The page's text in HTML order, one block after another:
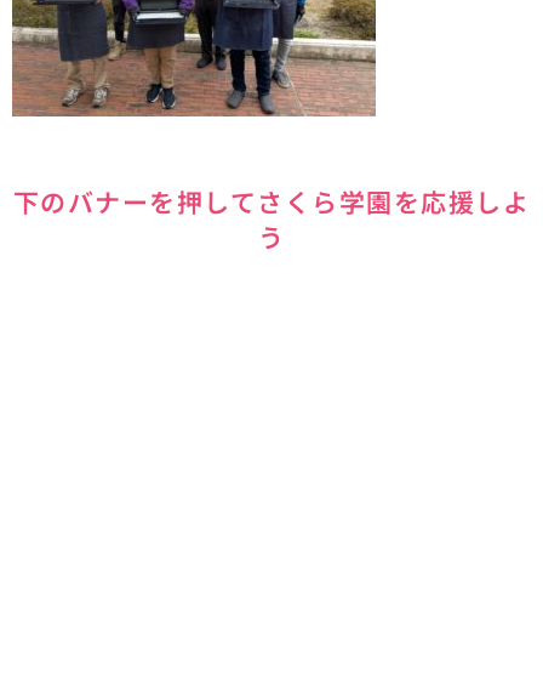
下のバナーを押してさくら学園を応援しよ
う